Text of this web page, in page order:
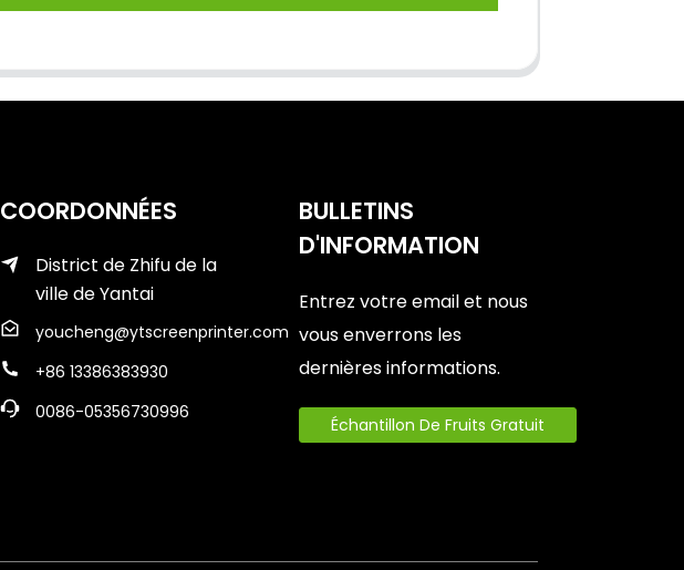
COORDONNÉES
District de Zhifu de la
ville de Yantai
youcheng@ytscreenprinter.com
+86 13386383930
0086-05356730996
BULLETINS
D'INFORMATION
Entrez votre email et nous
vous enverrons les
dernières informations.
Échantillon De Fruits Gratuit